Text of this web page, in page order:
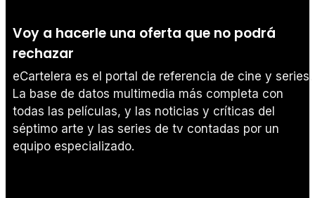
Voy a hacerle una oferta que no podrá
rechazar
eCartelera es el portal de referencia de cine y series.
La base de datos multimedia más completa con
todas las películas, y las noticias y críticas del
séptimo arte y las series de tv contadas por un
equipo especializado.